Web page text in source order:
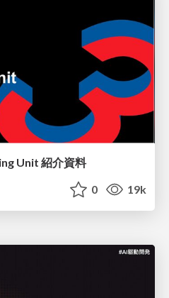
Unit 紹介資料
0 19k